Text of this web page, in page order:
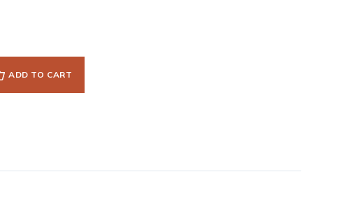
ADD TO CART